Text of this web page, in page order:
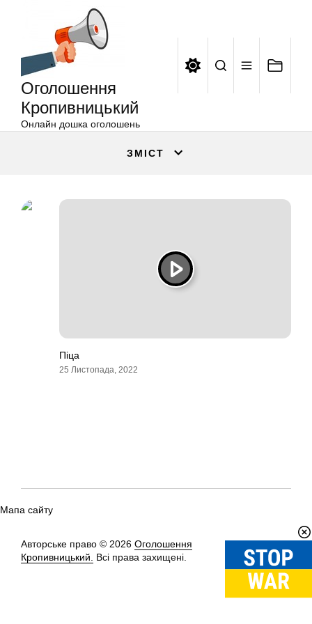
Оголошення
Кропивницький
Онлайн дошка оголошень
ЗМІСТ
Піца
25 Листопада, 2022
Мапа сайту
Авторське право © 2026 Оголошення
Кропивницький.
Всі права захищені.
Вгору↑